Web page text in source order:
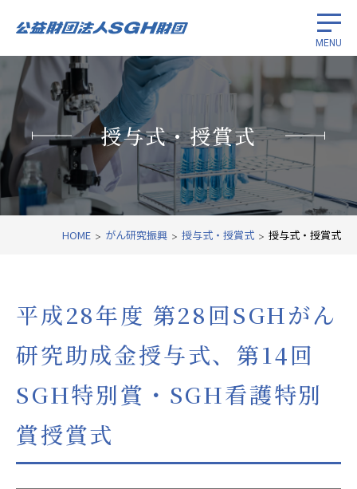
MENU
留学生奨学
がん研究振興
国際経済協力
財団紹介
JP EN
サイトマップ
授与式・授賞式
HOME がん研究振興 授与式・授賞式 授与式・授賞式
平成28年度 第28回SGHがん
研究助成金授与式、第14回
SGH特別賞・SGH看護特別
賞授賞式